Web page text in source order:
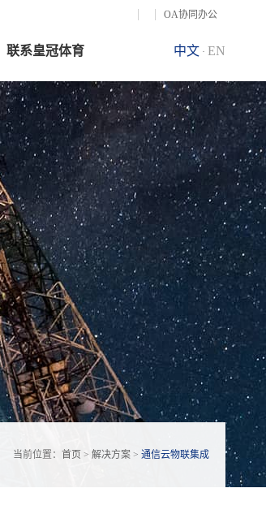
OA协同办公
联系皇冠体育 中文 · EN
当前位置： 首页 > 解决方案 > 通信云物联集成